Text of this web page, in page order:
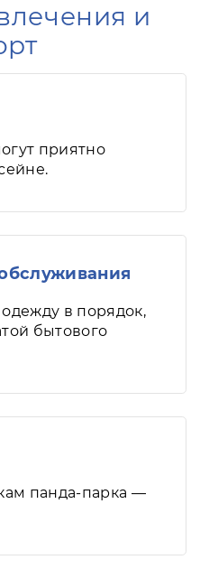
и
приятно
в порядок,
бытового
панда-парка —